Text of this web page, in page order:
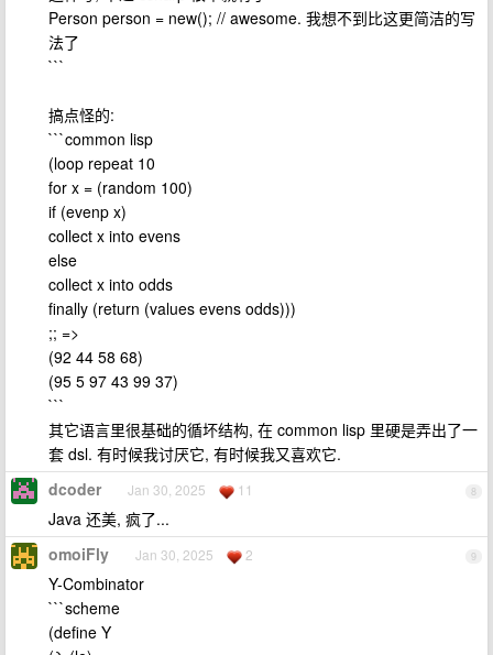
Person person = new(); // awesome. 我想不到比这更简洁的写
法了
```
搞点怪的:
```common lisp
(loop repeat 10
for x = (random 100)
if (evenp x)
collect x into evens
else
collect x into odds
finally (return (values evens odds)))
;; =>
(92 44 58 68)
(95 5 97 43 99 37)
```
其它语言里很基础的循坏结构, 在 common lisp 里硬是弄出了一
套 dsl. 有时候我讨厌它, 有时候我又喜欢它.
8
dcoder Jan 30, 2025 11
Java 还美, 疯了...
9
omoiFly Jan 30, 2025 2
Y-Combinator
```scheme
(define Y